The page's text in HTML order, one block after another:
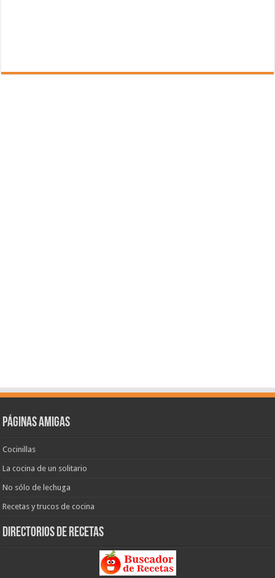
Páginas amigas
Cocinillas
La cocina de un solitario
No sólo de lechuga
Recetas y trucos de cocina
Directorios de recetas